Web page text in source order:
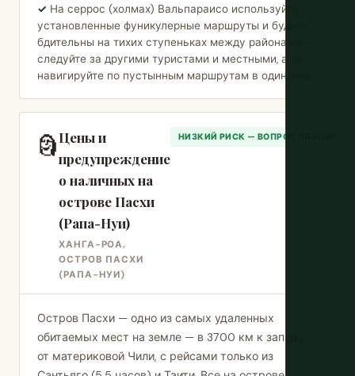
На серрос (холмах) Вальпараисо используйте
установленные фуникулерные маршруты и будьте
бдительны на тихих ступеньках между районами —
следуйте за другими туристами и местными, а не
навигируйте по пустынным маршрутам в одиночку.
🗿Цены и
предупреждение
о наличных на
острове Пасхи
(Рапа-Нуи)
ХАНГА-РОА,
ОСТРОВ ПАСХИ
(РАПА-НУИ)
НИЗКИЙ РИСК — ВОПРОС
Остров Пасхи — одно из самых удаленных
обитаемых мест на земле — в 3700 км к западу
от материковой Чили, с рейсами только из